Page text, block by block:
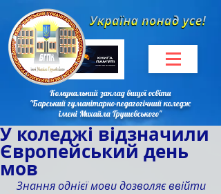
Комунальний заклад вищої освіти
"Барський гуманітарно-педагогічний коледж
імені Михайла Грушевського"
У коледжі відзначили
Європейський день
мов
Знання однієї мови дозволяє ввійти